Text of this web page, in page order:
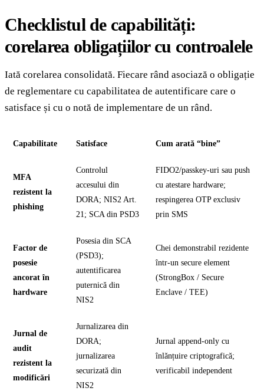
Checklistul de capabilități:
corelarea obligațiilor cu controalele
Iată corelarea consolidată. Fiecare rând asociază o obligație
de reglementare cu capabilitatea de autentificare care o
satisface și cu o notă de implementare de un rând.
Capabilitate Satisface Cum arată “bine”
MFA
rezistent la
phishing
Controlul
accesului din
DORA; NIS2 Art.
21; SCA din PSD3
FIDO2/passkey-uri sau push
cu atestare hardware;
respingerea OTP exclusiv
prin SMS
Factor de
posesie
ancorat în
hardware
Posesia din SCA
(PSD3);
autentificarea
puternică din
NIS2
Chei demonstrabil rezidente
într-un secure element
(StrongBox / Secure
Enclave / TEE)
Jurnal de
audit
rezistent la
modificări
Jurnalizarea din
DORA;
jurnalizarea
securizată din
NIS2
Jurnal append-only cu
înlănțuire criptografică;
verificabil independent